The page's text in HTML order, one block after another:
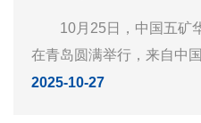
10月25日，中国五矿华
在青岛圆满举行，来自中
20支代表队、800余名运
2025-10-27